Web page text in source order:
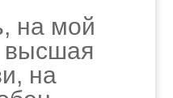
на мой
высшая
на